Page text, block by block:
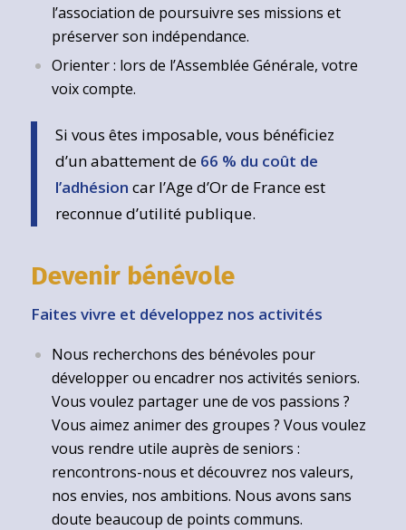
l’association de poursuivre ses missions et
préserver son indépendance.
Orienter : lors de l’Assemblée Générale, votre
voix compte.
Si vous êtes imposable, vous bénéficiez
d’un abattement de 66 % du coût de
l’adhésion car l’Age d’Or de France est
reconnue d’utilité publique.
Devenir bénévole
Faites vivre et développez nos activités
Nous recherchons des bénévoles pour
développer ou encadrer nos activités seniors.
Vous voulez partager une de vos passions ?
Vous aimez animer des groupes ? Vous voulez
vous rendre utile auprès de seniors :
rencontrons-nous et découvrez nos valeurs,
nos envies, nos ambitions. Nous avons sans
doute beaucoup de points communs.